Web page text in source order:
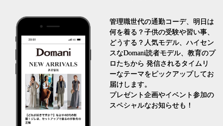
管理職世代の通勤コーデ、明日は
何を着る？子供の受験や習い事、
どうする？人気モデル、ハイセン
スなDomani読者モデル、教育のプ
ロたちから 発信されるタイムリ
ーなテーマをピックアップしてお
届けします。
プレゼント企画やイベント参加の
スペシャルなお知らせも！